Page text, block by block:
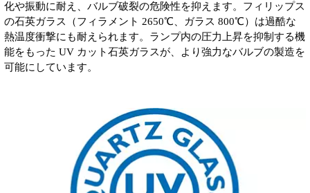
化や振動に耐え、バルブ破裂の危険性を抑えます。フィリップス
の石英ガラス（フィラメント 2650℃、ガラス 800℃）は過酷な
熱温度衝撃にも耐えられます。ランプ内の圧力上昇を抑制する機
能をもった UV カット石英ガラスが、より強力なバルブの製造を
可能にしています。